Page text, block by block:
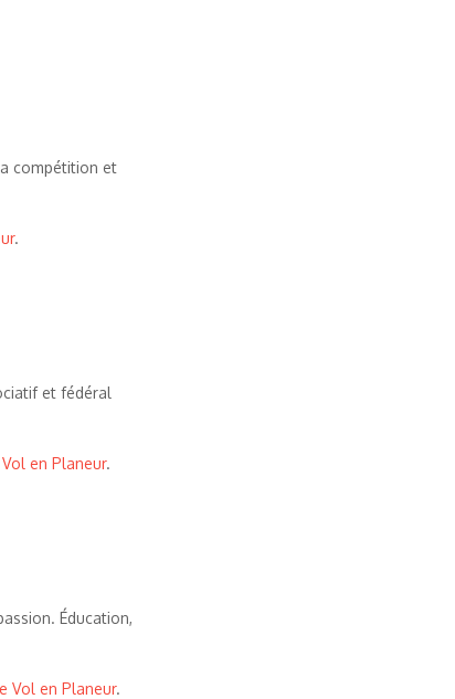
compétition et
.
et fédéral
en Planeur.
Éducation,
Vol en Planeur.